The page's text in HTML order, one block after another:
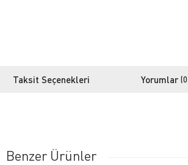
Taksit Seçenekleri Yorumlar
Benzer Ürünler